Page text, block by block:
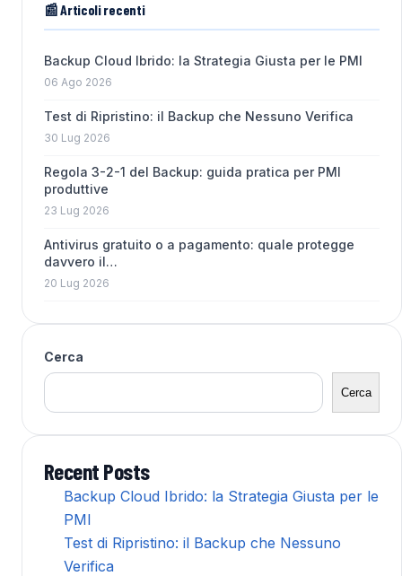
📰 Articoli recenti
Backup Cloud Ibrido: la Strategia Giusta per le PMI
06 Ago 2026
Test di Ripristino: il Backup che Nessuno Verifica
30 Lug 2026
Regola 3-2-1 del Backup: guida pratica per PMI
produttive
23 Lug 2026
Antivirus gratuito o a pagamento: quale protegge
davvero il…
20 Lug 2026
Cerca
Cerca
Recent Posts
Backup Cloud Ibrido: la Strategia Giusta per le
PMI
Test di Ripristino: il Backup che Nessuno
Verifica